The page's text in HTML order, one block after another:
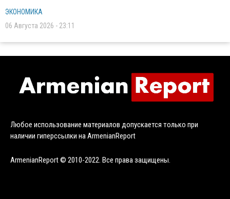
ЭКОНОМИКА
06 Августа 2026 - 23:11
Любое использование материалов допускается только при
наличии гиперссылки на ArmenianReport
ArmenianReport © 2010-2022. Все права защищены.